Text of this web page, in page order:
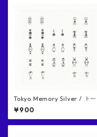
Tokyo Memory Silver / トー
キョーメモリー シルバー ネイ
ルシール
¥900